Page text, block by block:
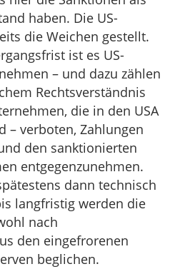
haben. Die US-
die Weichen gestellt.
ist es US-
– und dazu zählen
Rechtsverständnis
die in den USA
– verboten, Zahlungen
den sanktionierten
entgegenzunehmen.
dann technisch
langfristig werden die
nach
den eingefrorenen
beglichen.